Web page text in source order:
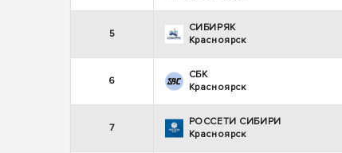
5
СИБИРЯК
Красноярск
6
СБК
Красноярск
7
РОССЕТИ СИБИРИ
Красноярск